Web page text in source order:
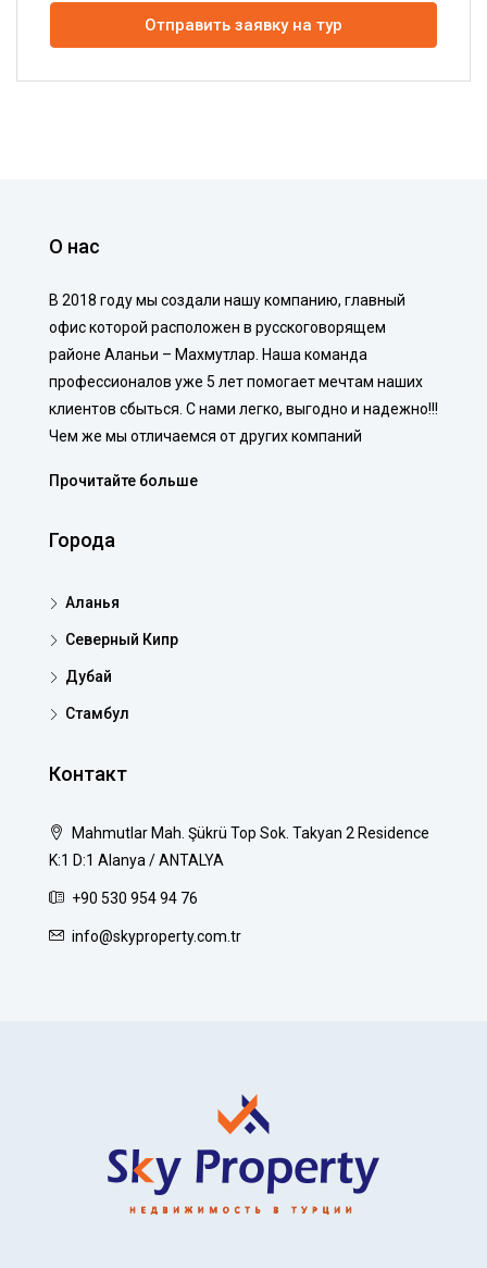
Отправить заявку на тур
О нас
В 2018 году мы создали нашу компанию, главный
офис которой расположен в русскоговорящем
районе Аланьи – Махмутлар. Наша команда
профессионалов уже 5 лет помогает мечтам наших
клиентов сбыться. С нами легко, выгодно и надежно!!!
Чем же мы отличаемся от других компаний
Прочитайте больше
Города
Аланья
Северный Кипр
Дубай
Стамбул
Контакт
Mahmutlar Mah. Şükrü Top Sok. Takyan 2 Residence
K:1 D:1 Alanya / ANTALYA
+90 530 954 94 76
info@skyproperty.com.tr